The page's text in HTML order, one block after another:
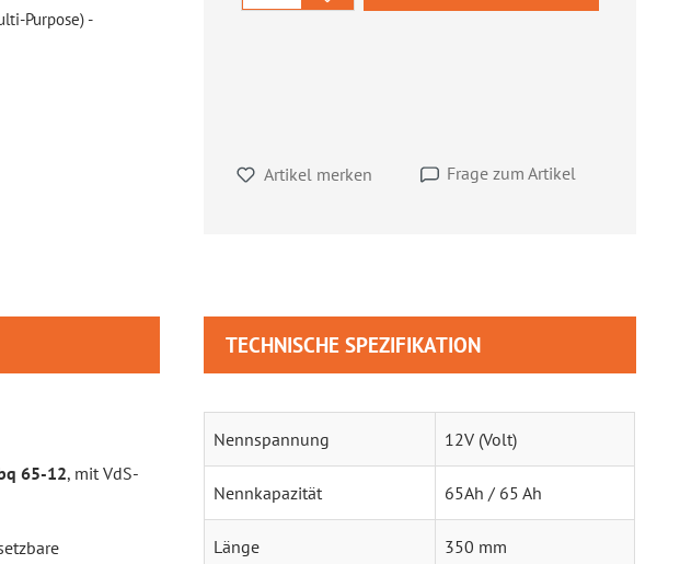
Purpose) -
Artikel merken Frage zum Artikel
65-12, mit VdS-
TECHNISCHE SPEZIFIKATION
Nennspannung 12V (Volt)
Nennkapazität 65Ah / 65 Ah
Länge 350 mm